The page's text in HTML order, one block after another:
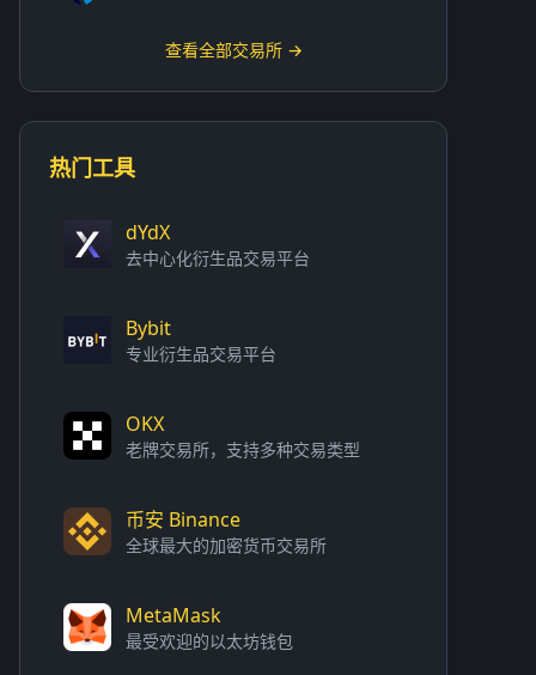
查看全部交易所 →
热门工具
dYdX
去中心化衍生品交易平台
Bybit
专业衍生品交易平台
OKX
老牌交易所，支持多种交易类型
币安 Binance
全球最大的加密货币交易所
MetaMask
最受欢迎的以太坊钱包